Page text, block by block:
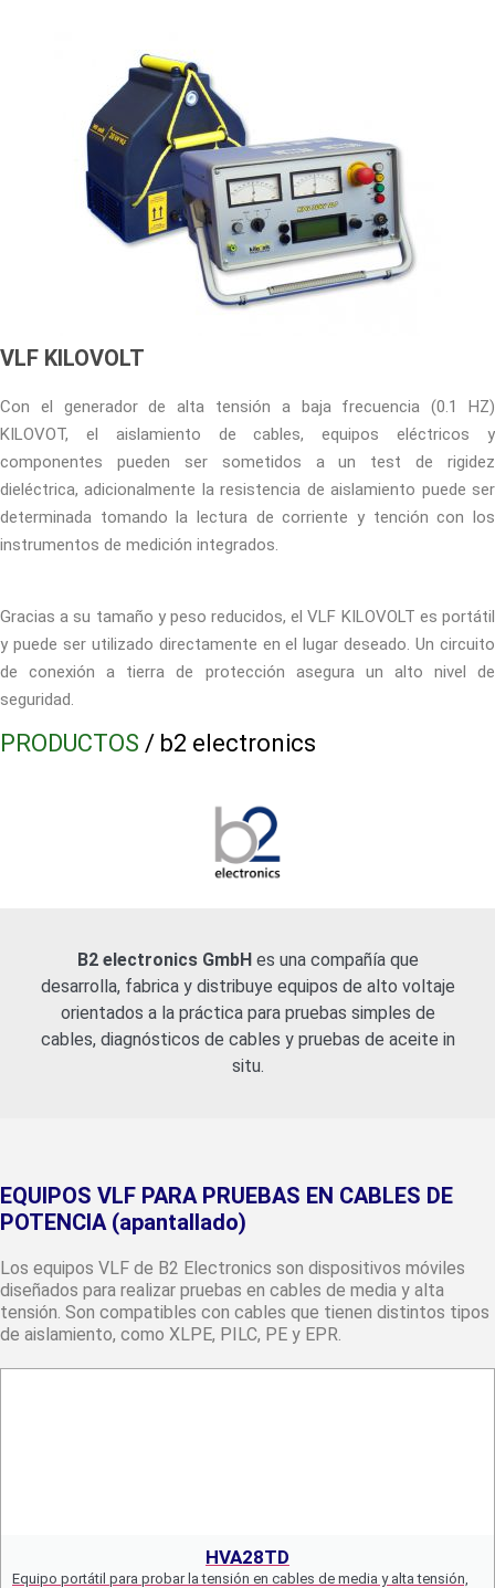
VLF KILOVOLT
Con el generador de alta tensión a baja frecuencia (0.1 HZ)
KILOVOT, el aislamiento de cables, equipos eléctricos y
componentes pueden ser sometidos a un test de rigidez
dieléctrica, adicionalmente la resistencia de aislamiento puede ser
determinada tomando la lectura de corriente y tención con los
instrumentos de medición integrados.
Gracias a su tamaño y peso reducidos, el VLF KILOVOLT es portátil
y puede ser utilizado directamente en el lugar deseado. Un circuito
de conexión a tierra de protección asegura un alto nivel de
seguridad.
PRODUCTOS / b2 electronics
B2 electronics GmbHes una compañía que
desarrolla, fabrica y distribuye equipos de alto voltaje
orientados a la práctica para pruebas simples de
cables, diagnósticos de cables y pruebas de aceite in
situ.
EQUIPOS VLF PARA PRUEBAS EN CABLES DE
POTENCIA (apantallado)
Los equipos VLF de B2 Electronics son dispositivos móviles
diseñados para realizar pruebas en cables de media y alta
tensión. Son compatibles con cables que tienen distintos tipos
de aislamiento, como XLPE, PILC, PE y EPR.
HVA28TD
Equipo portátil para probar la tensión en cables de media y alta tensión,